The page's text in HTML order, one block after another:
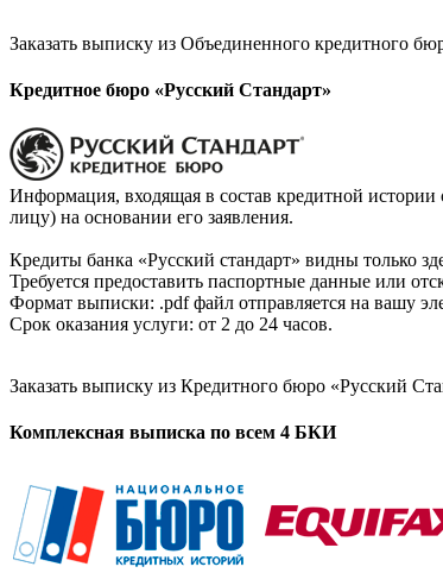
Заказать выписку из Объединенного кредитного
Кредитное бюро «Русский Стандарт»
Информация, входящая в состав кредитной
лицу) на основании его заявления.
Кредиты банка «Русский стандарт» видны только
Требуется предоставить паспортные данные или
Формат выписки: .pdf файл отправляется на вашу
Срок оказания услуги: от 2 до 24 часов.
Заказать выписку из Кредитного бюро «Русский
Комплексная выписка по всем 4 БКИ